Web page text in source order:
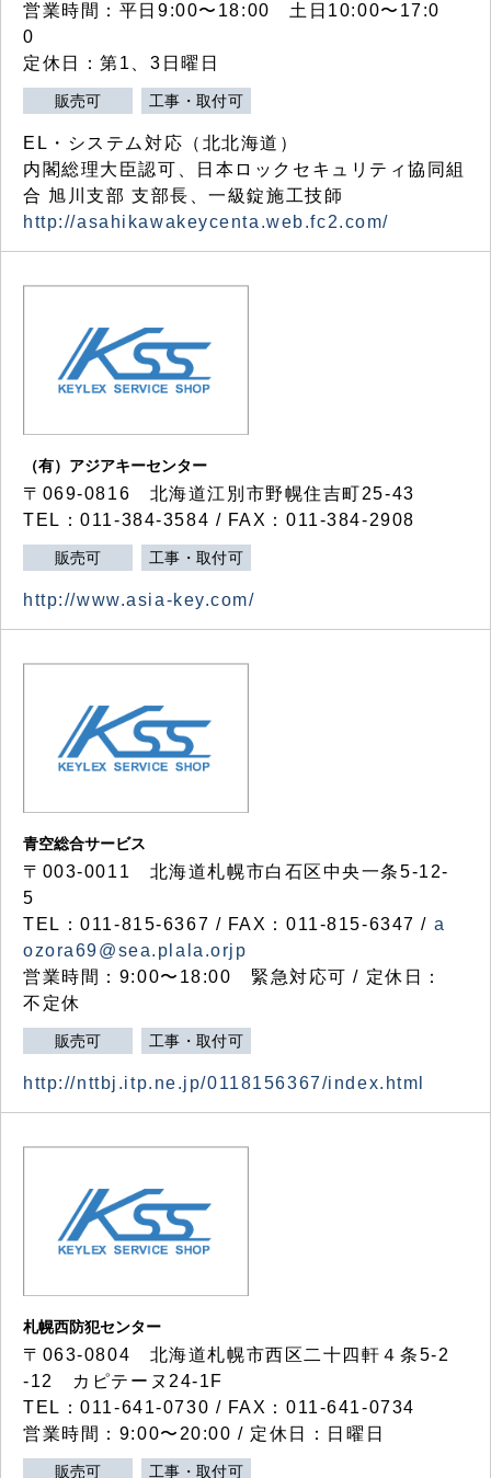
営業時間：平日9:00〜18:00 土日10:00〜17:0
0
定休日：第1、3日曜日
販売可 工事・取付可
EL・システム対応（北北海道）
内閣総理大臣認可、日本ロックセキュリティ協同組
合 旭川支部 支部長、一級錠施工技師
http://asahikawakeycenta.web.fc2.com/
（有）アジアキーセンター
〒069-0816 北海道江別市野幌住吉町25-43
TEL：011-384-3584 / FAX：011-384-2908
販売可 工事・取付可
http://www.asia-key.com/
青空総合サービス
〒003-0011 北海道札幌市白石区中央一条5-12-
5
TEL：011-815-6367 / FAX：011-815-6347 / a
ozora69@sea.plala.orjp
営業時間：9:00〜18:00 緊急対応可 / 定休日：
不定休
販売可 工事・取付可
http://nttbj.itp.ne.jp/0118156367/index.html
札幌西防犯センター
〒063-0804 北海道札幌市西区二十四軒４条5-2
-12 カピテーヌ24-1F
TEL：011-641-0730 / FAX：011-641-0734
営業時間：9:00〜20:00 / 定休日：日曜日
販売可 工事・取付可